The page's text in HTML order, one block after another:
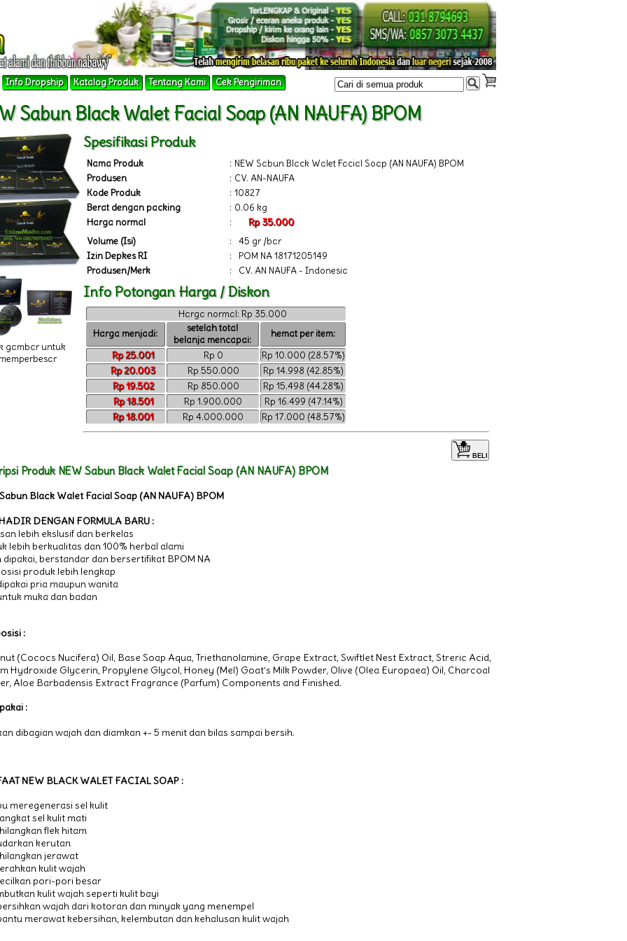
Info Dropship Katalog Produk Tentang Kami
Cek Pengiriman
Sabun Black Walet Facial Soap (AN NAUFA) BPOM
gambar untuk
memperbesar
Spesifikasi Produk
Nama Produk : NEW Sabun Black Walet Facial Soap (AN NAUFA) BPOM
Produsen
: CV. AN-NAUFA
Kode Produk
: 10827
Berat dengan packing
: 0.06 kg
Harga normal
:
Rp 35.000
Volume (Isi)
:
45 gr /bar
Izin Depkes RI
:
POM NA 18171205149
Produsen/Merk
: CV. AN NAUFA - Indonesia
Info Potongan Harga / Diskon
Harga normal: Rp 35.000
Harga menjadi:
setelah total
belanja mencapai:
hemat per item:
Rp 25.001
Rp 0
Rp 10.000 (28.57%)
Rp 20.003
Rp 550.000
Rp 14.998 (42.85%)
Rp 19.502
Rp 850.000
Rp 15.498 (44.28%)
Rp 18.501
Rp 1.900.000
Rp 16.499 (47.14%)
Rp 18.001
Rp 4.000.000 Rp 17.000 (48.57%)
BELI
Produk NEW Sabun Black Walet Facial Soap (AN NAUFA) BPOM
Black Walet Facial Soap (AN NAUFA) BPOM
DENGAN FORMULA BARU :
lebih ekslusif dan berkelas
lebih berkualitas dan 100% herbal alami
dipakai, berstandar dan bersertifikat BPOM NA
produk lebih lengkap
pria maupun wanita
muka dan badan
:
(Cococs Nucifera) Oil, Base Soap Aqua, Triethanolamine, Grape Extract, Swiftlet Nest Extract, Streric Acid,
Hydroxide Glycerin, Propylene Glycol, Honey (Mel) Goat’s Milk Powder, Olive (Olea Europaea) Oil, Charcoal
Aloe Barbadensis Extract Fragrance (Parfum) Components and Finished.
:
dibagian wajah dan diamkan +- 5 menit dan bilas sampai bersih.
NEW BLACK WALET FACIAL SOAP :
meregenerasi sel kulit
sel kulit mati
flek hitam
kerutan
jerawat
kulit wajah
pori-pori besar
kulit wajah seperti kulit bayi
wajah dari kotoran dan minyak yang menempel
merawat kebersihan, kelembutan dan kehalusan kulit wajah